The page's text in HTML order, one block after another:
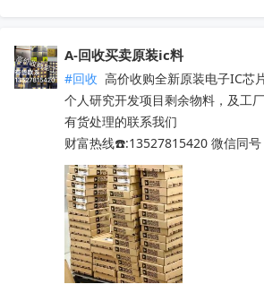
SY6874DBC  SY8063DBC
PL8332G  OB2734DCCPA-H
SI4754C-A55-GMR  CD3313EO
QN8065  IR2011STRPBF
STM32L071RZH6  STM32G070RBT6
STM8S005K6T6   STM8S207R8T6
STM8L052R8T6   STM32G030C8T6
STM8S103F3P6TR
TDA7786  TDA7786TR  TDA7786C
TDA7708CB  TDA7708LX  TDA7850
TDA7708CBTR  TDA75610S-Z
TDA7708LX52  TDA7708LX32TR
A-回收买卖原装ic料
#回收 高价收购全新原装电子IC芯
个人研究开发项目剩余物料，及工
有货处理的联系我们
财富热线☎️:13527815420 微信同号